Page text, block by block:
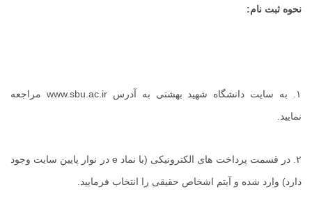
نحوه ثبت نام:
۱. به سایت دانشگاه شهید بهشتی به آدرس www.sbu.ac.ir مراجعه
نمایید.
۲. در قسمت پرداخت های الکترونیکی (با نماد e در نوار پایین سایت وجود
دارد) وارد شده و آیتم اشخاص حقیقی را انتخاب فرمایید.